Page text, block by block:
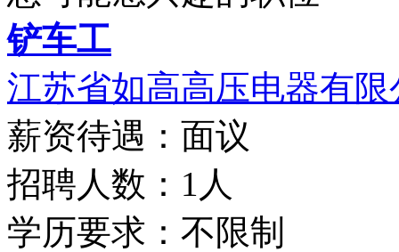
铲车工
江苏省如高高压电器有限
薪资待遇：面议
招聘人数：1人
学历要求：不限制